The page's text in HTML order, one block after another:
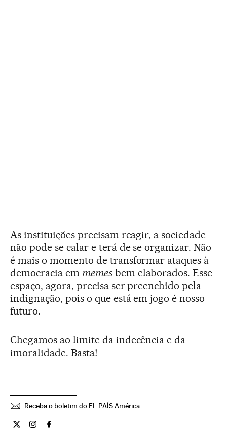
As instituições precisam reagir, a sociedade
não pode se calar e terá de se organizar. Não
é mais o momento de transformar ataques à
democracia em memesbem elaborados. Esse
espaço, agora, precisa ser preenchido pela
indignação, pois o que está em jogo é nosso
futuro.
Chegamos ao limite da indecência e da
imoralidade. Basta!
Receba o boletim do EL PAÍS América
Opiniao El País Brasil en Twitter
Opiniao El País Brasil en Instagram
Opiniao El País Brasil en Facebook